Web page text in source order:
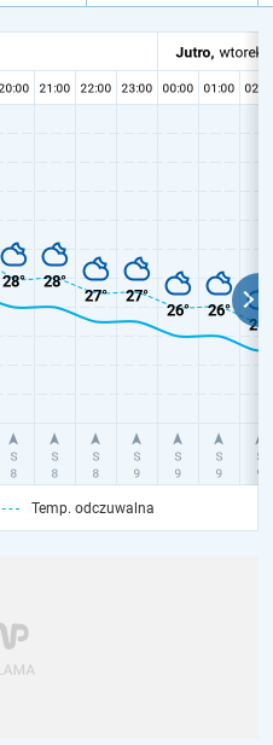
Temp. odczuwalna